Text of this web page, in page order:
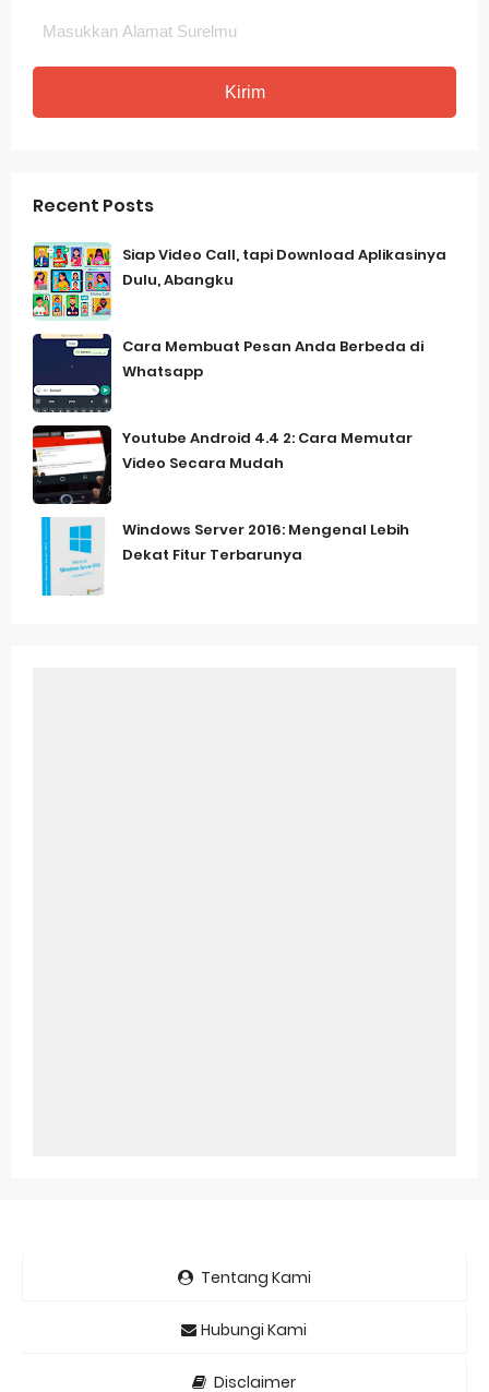
Recent Posts
Siap Video Call, tapi Download Aplikasinya
Dulu, Abangku
Cara Membuat Pesan Anda Berbeda di
Whatsapp
Youtube Android 4.4 2: Cara Memutar
Video Secara Mudah
Windows Server 2016: Mengenal Lebih
Dekat Fitur Terbarunya
Tentang Kami
Hubungi Kami
Disclaimer